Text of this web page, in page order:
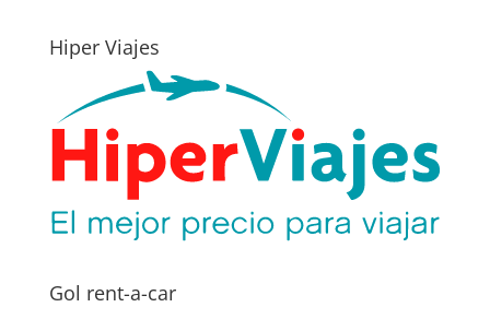
Hiper Viajes
Gol rent-a-car